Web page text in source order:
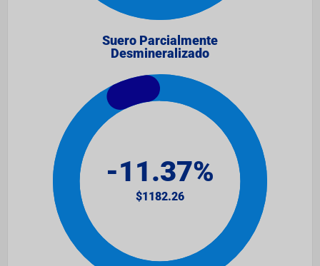
Suero Parcialmente
Desmineralizado